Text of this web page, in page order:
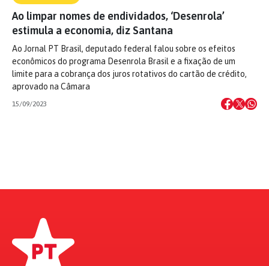
Ao limpar nomes de endividados, ‘Desenrola’
estimula a economia, diz Santana
Ao Jornal PT Brasil, deputado federal falou sobre os efeitos
econômicos do programa Desenrola Brasil e a fixação de um
limite para a cobrança dos juros rotativos do cartão de crédito,
aprovado na Câmara
15/09/2023